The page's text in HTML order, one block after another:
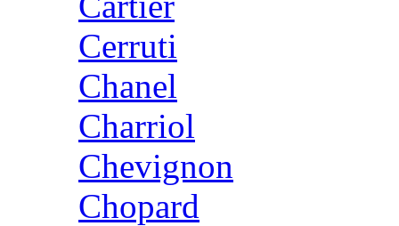
Cerruti
Chanel
Charriol
Chevignon
Chopard